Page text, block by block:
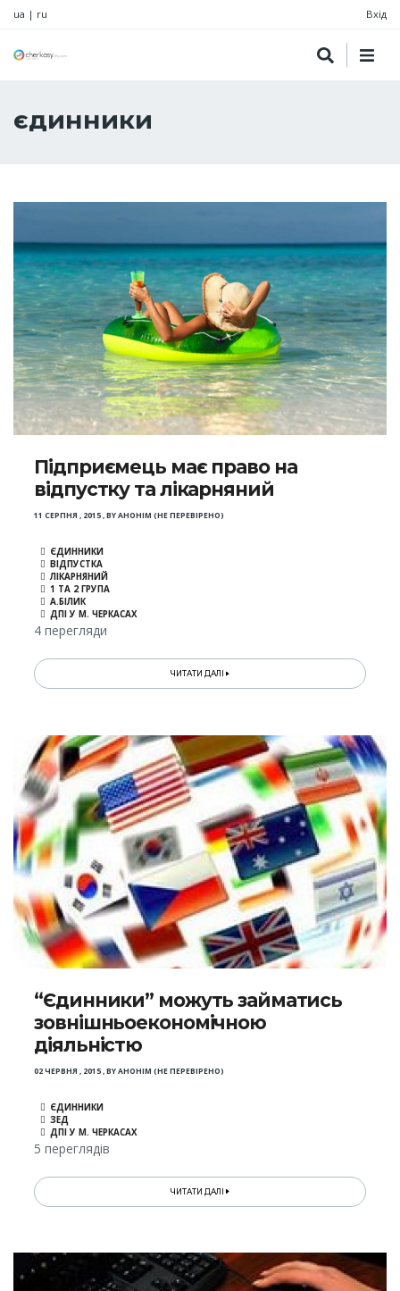
ua | ru Вхід
єдинники
Підприємець має право на
відпустку та лікарняний
11 СЕРПНЯ , 2015,BYАНОНІМ (НЕ ПЕРЕВІРЕНО)
ЄДИННИКИ
ВІДПУСТКА
ЛІКАРНЯНИЙ
1 ТА 2 ГРУПА
А.БІЛИК
ДПІ У М. ЧЕРКАСАХ
4 перегляди
ЧИТАТИ ДАЛІ
“Єдинники” можуть займатись
зовнішньоекономічною
діяльністю
02 ЧЕРВНЯ , 2015,BYАНОНІМ (НЕ ПЕРЕВІРЕНО)
ЄДИННИКИ
ЗЕД
ДПІ У М. ЧЕРКАСАХ
5 переглядів
ЧИТАТИ ДАЛІ